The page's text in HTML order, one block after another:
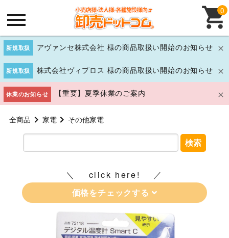
新規取扱 アヴァンセ株式会社 様の商品取扱い開始のお知らせ
新規取扱 株式会社ヴィプロス 様の商品取扱い開始のお知らせ
休業のお知らせ 【重要】夏季休業のご案内
0
全商品 家電 その他家電
検索
click here!
価格をチェックする